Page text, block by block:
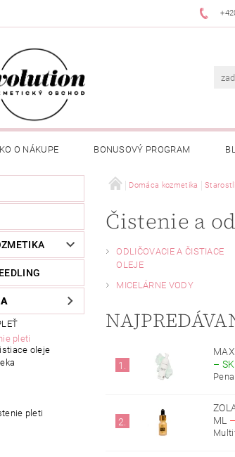
O NÁKUPE BONUSOVÝ PROGRAM
pleti
oleje
pleti
Domáca kozmetika
Čistenie a
ODLIČOVACIE A ČISTIACE
OLEJE
MICELÁRNE VODY
1.
–
2.
ML –